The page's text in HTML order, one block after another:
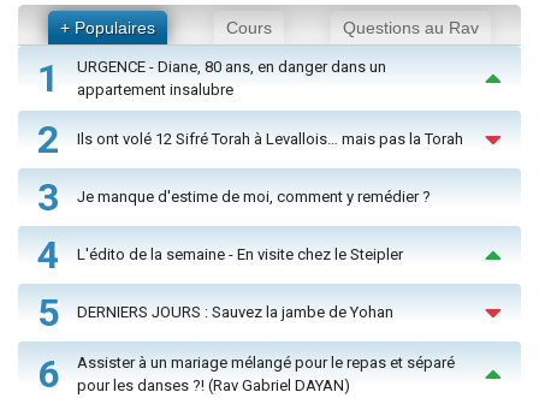
+ Populaires Cours Questions au Rav
1
URGENCE - Diane, 80 ans, en danger dans un
appartement insalubre
2 Ils ont volé 12 Sifré Torah à Levallois… mais pas la Torah
3 Je manque d'estime de moi, comment y remédier ?
4 L'édito de la semaine - En visite chez le Steipler
5 DERNIERS JOURS : Sauvez la jambe de Yohan
6
Assister à un mariage mélangé pour le repas et séparé
pour les danses ?! (Rav Gabriel DAYAN)